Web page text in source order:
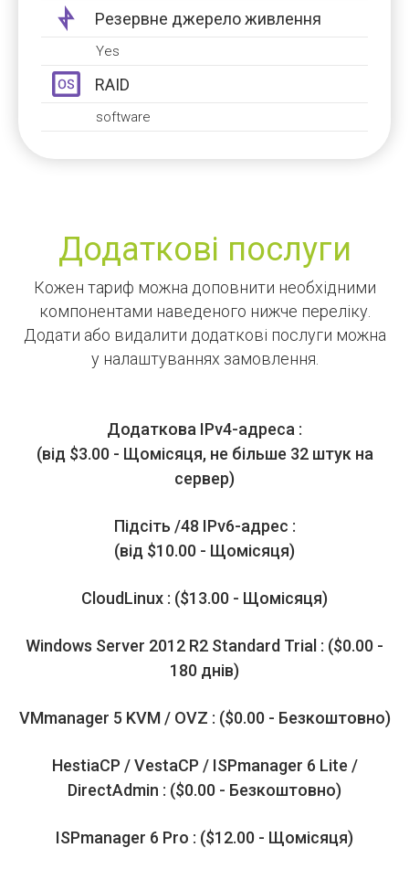
Резервне джерело живлення
Yes
RAID
software
Додаткові послуги
Кожен тариф можна доповнити необхідними
компонентами наведеного нижче переліку.
Додати або видалити додаткові послуги можна
у налаштуваннях замовлення.
Додаткова IPv4-адреса :
(від $3.00 - Щомісяця, не більше 32 штук на
сервер)
Підсіть /48 IPv6-адрес :
(від $10.00 - Щомісяця)
CloudLinux : ($13.00 - Щомісяця)
Windows Server 2012 R2 Standard Trial : ($0.00 -
180 днів)
VMmanager 5 KVM / OVZ : ($0.00 - Безкоштовно)
HestiaCP / VestaCP / ISPmanager 6 Lite /
DirectAdmin : ($0.00 - Безкоштовно)
ISPmanager 6 Pro : ($12.00 - Щомісяця)